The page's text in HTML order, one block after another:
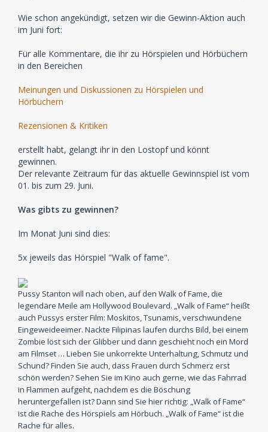
Wie schon angekündigt, setzen wir die Gewinn-Aktion auch
im Juni fort:
Für alle Kommentare, die ihr zu Hörspielen und Hörbüchern
in den Bereichen
Meinungen und Diskussionen zu Hörspielen und
Hörbüchern
Rezensionen & Kritiken
erstellt habt, gelangt ihr in den Lostopf und könnt
gewinnen.
Der relevante Zeitraum für das aktuelle Gewinnspiel ist vom
01. bis zum 29. Juni.
Was gibts zu gewinnen?
Im Monat Juni sind dies:
5x jeweils das Hörspiel "Walk of fame".
Pussy Stanton will nach oben, auf den Walk of Fame, die
legendäre Meile am Hollywood Boulevard. „Walk of Fame“ heißt
auch Pussys erster Film: Moskitos, Tsunamis, verschwundene
Eingeweideeimer. Nackte Filipinas laufen durchs Bild, bei einem
Zombie löst sich der Glibber und dann geschieht noch ein Mord
am Filmset … Lieben Sie unkorrekte Unterhaltung, Schmutz und
Schund? Finden Sie auch, dass Frauen durch Schmerz erst
schön werden? Sehen Sie im Kino auch gerne, wie das Fahrrad
in Flammen aufgeht, nachdem es die Böschung
heruntergefallen ist? Dann sind Sie hier richtig: „Walk of Fame“
ist die Rache des Hörspiels am Hörbuch. „Walk of Fame“ ist die
Rache für alles.